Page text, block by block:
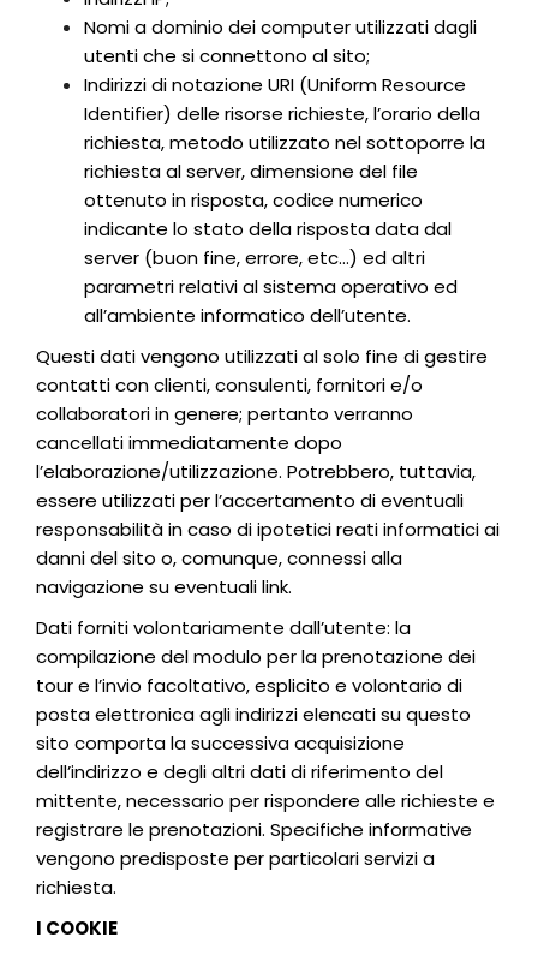
Nomi a dominio dei computer utilizzati dagli
utenti che si connettono al sito;
Indirizzi di notazione URI (Uniform Resource
Identifier) delle risorse richieste, l’orario della
richiesta, metodo utilizzato nel sottoporre la
richiesta al server, dimensione del file
ottenuto in risposta, codice numerico
indicante lo stato della risposta data dal
server (buon fine, errore, etc…) ed altri
parametri relativi al sistema operativo ed
all’ambiente informatico dell’utente.
Questi dati vengono utilizzati al solo fine di gestire
contatti con clienti, consulenti, fornitori e/o
collaboratori in genere; pertanto verranno
cancellati immediatamente dopo
l’elaborazione/utilizzazione. Potrebbero, tuttavia,
essere utilizzati per l’accertamento di eventuali
responsabilità in caso di ipotetici reati informatici ai
danni del sito o, comunque, connessi alla
navigazione su eventuali link.
Dati forniti volontariamente dall’utente: la
compilazione del modulo per la prenotazione dei
tour e l’invio facoltativo, esplicito e volontario di
posta elettronica agli indirizzi elencati su questo
sito comporta la successiva acquisizione
dell’indirizzo e degli altri dati di riferimento del
mittente, necessario per rispondere alle richieste e
registrare le prenotazioni. Specifiche informative
vengono predisposte per particolari servizi a
richiesta.
I COOKIE